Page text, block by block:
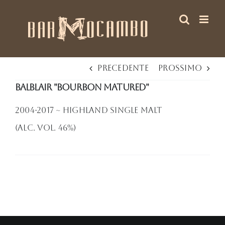
Precedente Prossimo
Balblair "Bourbon Matured"
2004-2017 ~ Highland Single Malt
(Alc. VOl. 46%)